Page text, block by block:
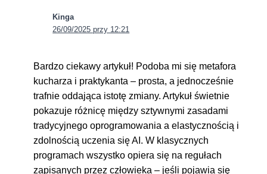
Kinga
26/09/2025 przy 12:21
Bardzo ciekawy artykuł! Podoba mi się metafora
kucharza i praktykanta – prosta, a jednocześnie
trafnie oddająca istotę zmiany. Artykuł świetnie
pokazuje różnicę między sztywnymi zasadami
tradycyjnego oprogramowania a elastycznością i
zdolnością uczenia się AI. W klasycznych
programach wszystko opiera się na regułach
zapisanych przez człowieka – jeśli pojawia się